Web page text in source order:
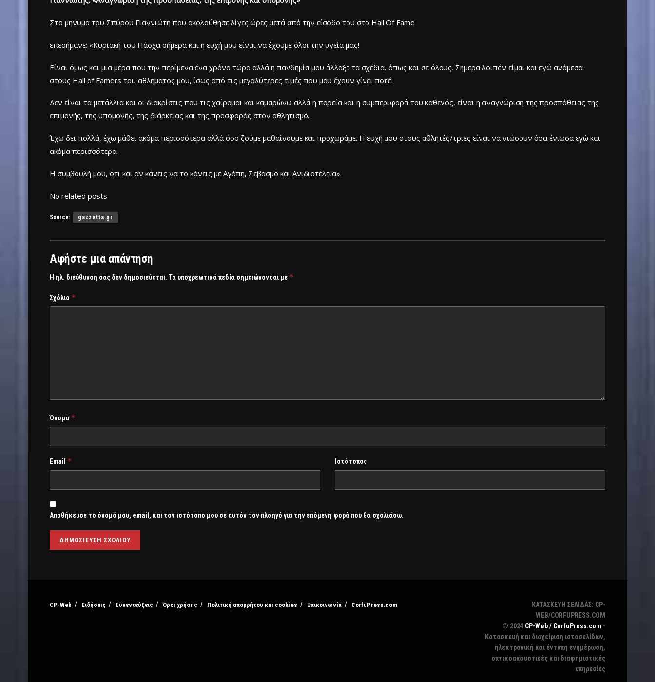
Στο μήνυμα του Σπύρου Γιαννιώτη που ακολούθησε λίγες ώρες μετά από την είσοδο του στo Hall Of Fame
επεσήμανε: «Κυριακή του Πάσχα σήμερα και η ευχή μου είναι να έχουμε όλοι την υγεία μας!
Είναι όμως και μια μέρα που την περίμενα ένα χρόνο τώρα αλλά η πανδημία μου άλλαξε τα σχέδια, όπως και σε όλους. Σήμερα λοιπόν είμαι και εγώ ανάμεσα
στους Hall of Famers του αθλήματος μου, ίσως από τις μεγαλύτερες τιμές που μου έχουν γίνει ποτέ.
Δεν είναι τα μετάλλια και οι διακρίσεις που τις χαίρομαι και καμαρώνω αλλά η πορεία και η συμπεριφορά του καθενός, είναι η αναγνώριση της προσπάθειας της
επιμονής, της υπομονής, της διάρκειας και της προσφοράς στον αθλητισμό.
Έχω δει πολλά, έχω μάθει ακόμα περισσότερα αλλά όσο ζούμε μαθαίνουμε και προχωράμε. Η ευχή μου στους αθλητές/τριες είναι να νιώσουν όσα ένιωσα εγώ και
ακόμα περισσότερα.
Η συμβουλή μου, ότι και αν κάνεις να το κάνεις με Αγάπη, Σεβασμό και Ανιδιοτέλεια».
No related posts.
Source: gazzetta.gr
Αφήστε μια απάντηση
Η ηλ. διεύθυνση σας δεν δημοσιεύεται. Τα υποχρεωτικά πεδία σημειώνονται με *
Σχόλιο *
Όνομα *
Email * Ιστότοπος
Αποθήκευσε το όνομά μου, email, και τον ιστότοπο μου σε αυτόν τον πλοηγό για την επόμενη φορά που θα σχολιάσω.
CP-Web Ειδήσεις Συνεντεύξεις Όροι χρήσης Πολιτική απορρήτου και cookies Επικοινωνία CorfuPress.com
ΚΑΤΑΣΚΕΥΗ ΣΕΛΙΔΑΣ: CP-
WEB/CORFUPRESS.COM
© 2024 CP-Web / CorfuPress.com -
Κατασκευή και διαχείριση ιστοσελίδων,
ηλεκτρονική και έντυπη ενημέρωση,
οπτικοακουστικές και διαφημιστικές
υπηρεσίες